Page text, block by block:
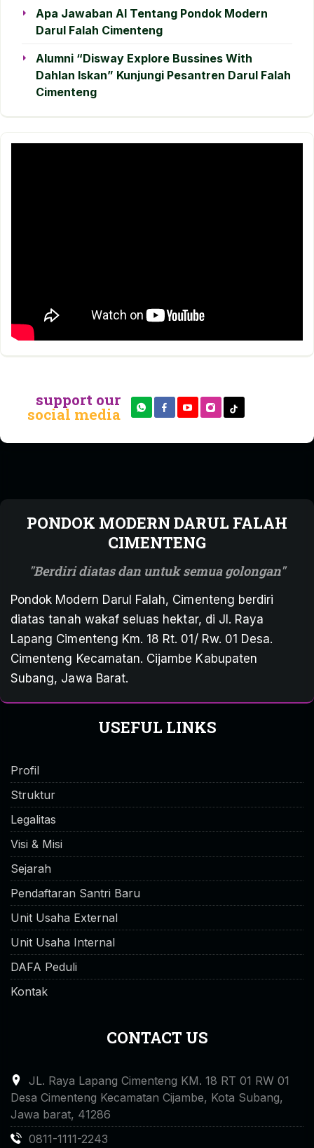
Apa Jawaban AI Tentang Pondok Modern
Darul Falah Cimenteng
Alumni “Disway Explore Bussines With
Dahlan Iskan” Kunjungi Pesantren Darul Falah
Cimenteng
support our
social media
PONDOK MODERN DARUL FALAH
CIMENTENG
Berdiri diatas dan untuk semua golongan
Pondok Modern Darul Falah, Cimenteng berdiri
diatas tanah wakaf seluas hektar, di Jl. Raya
Lapang Cimenteng Km. 18 Rt. 01/ Rw. 01 Desa.
Cimenteng Kecamatan. Cijambe Kabupaten
Subang, Jawa Barat.
USEFUL LINKS
Profil
Struktur
Legalitas
Visi & Misi
Sejarah
Pendaftaran Santri Baru
Unit Usaha External
Unit Usaha Internal
DAFA Peduli
Kontak
CONTACT US
JL. Raya Lapang Cimenteng KM. 18 RT 01 RW 01
Desa Cimenteng Kecamatan Cijambe, Kota Subang,
Jawa barat, 41286
0811-1111-2243